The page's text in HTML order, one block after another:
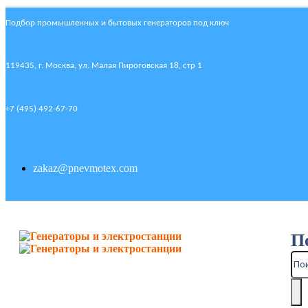
Подбор промышленных и бытовых генераторов под ключ
119435, г. Москва, ул. Малая Пироговская 18, стр 1
+7 (495) 492-67-70
zakaz@pnevmotex.com